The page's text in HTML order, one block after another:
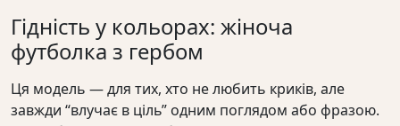
Гідність у кольорах: жіноча
футболка з гербом
Ця модель — для тих, хто не любить криків, але
завжди “влучає в ціль” одним поглядом або фразою.